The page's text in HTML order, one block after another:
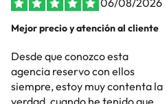
06/08/2026
Mejor precio y atención al cliente
Desde que conozco esta
agencia reservo con ellos
siempre, estoy muy contenta la
verdad, cuando he tenido que